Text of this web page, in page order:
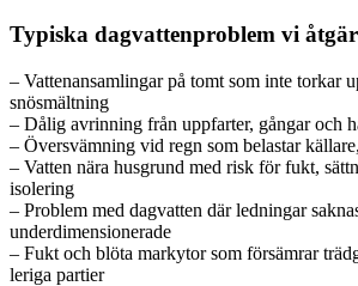
Typiska dagvattenproblem vi
– Vattenansamlingar på tomt som inte torkar
snösmältning
– Dålig avrinning från uppfarter, gångar och
– Översvämning vid regn som belastar
– Vatten nära husgrund med risk för fukt,
isolering
– Problem med dagvatten där ledningar
underdimensionerade
– Fukt och blöta markytor som försämrar
leriga partier